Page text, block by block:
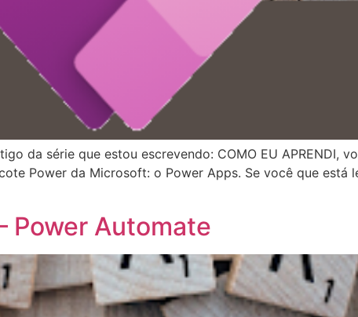
da série que estou escrevendo: COMO EU APRENDI,
Power da Microsoft: o Power Apps. Se você que está
Power Automate